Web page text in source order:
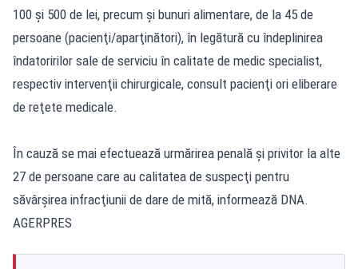
100 şi 500 de lei, precum şi bunuri alimentare, de la 45 de
persoane (pacienţi/aparţinători), în legătură cu îndeplinirea
îndatoririlor sale de serviciu în calitate de medic specialist,
respectiv intervenţii chirurgicale, consult pacienţi ori eliberare
de reţete medicale.
În cauză se mai efectuează urmărirea penală şi privitor la alte
27 de persoane care au calitatea de suspecţi pentru
săvârşirea infracţiunii de dare de mită, informează DNA.
AGERPRES